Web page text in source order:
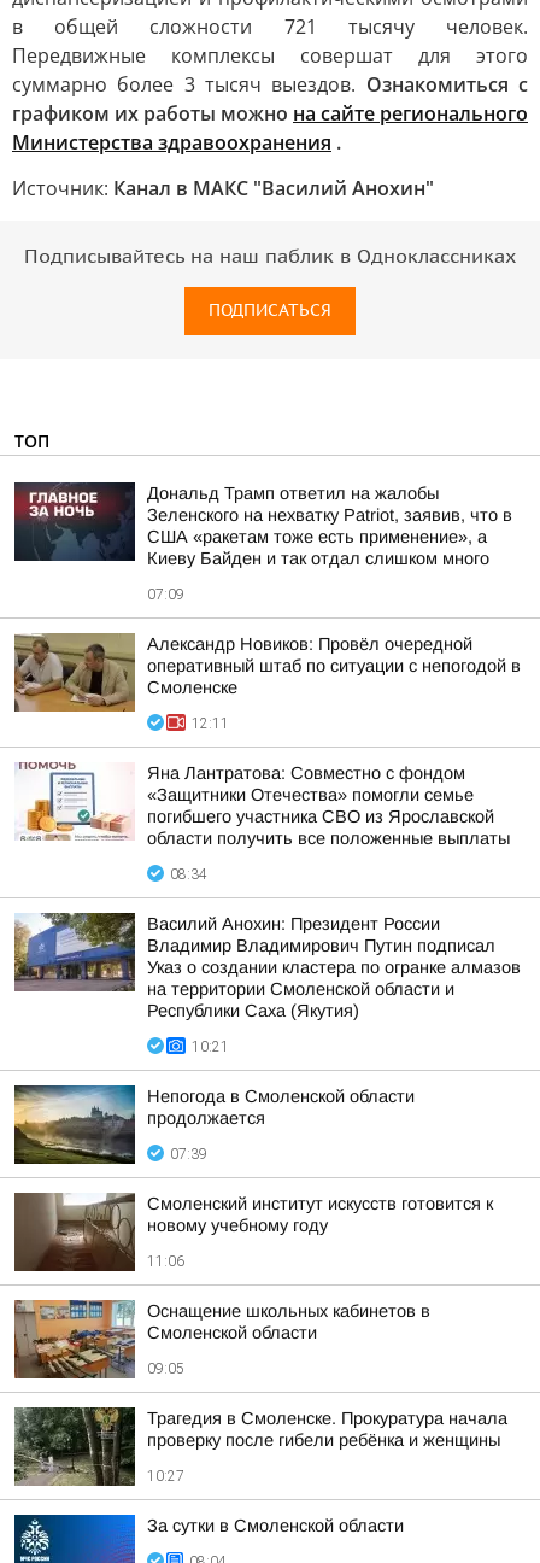
в общей сложности 721 тысячу человек.
Передвижные комплексы совершат для этого
суммарно более 3 тысяч выездов. Ознакомиться с
графиком их работы можно на сайте регионального
Министерства здравоохранения .
Источник: Канал в МАКС "Василий Анохин"
Подписывайтесь на наш паблик в Одноклассниках
ПОДПИСАТЬСЯ
ТОП
Дональд Трамп ответил на жалобы
Зеленского на нехватку Patriot, заявив, что в
США «ракетам тоже есть применение», а
Киеву Байден и так отдал слишком много
07:09
Александр Новиков: Провёл очередной
оперативный штаб по ситуации с непогодой в
Смоленске
12:11
Яна Лантратова: Совместно с фондом
«Защитники Отечества» помогли семье
погибшего участника СВО из Ярославской
области получить все положенные выплаты
08:34
Василий Анохин: Президент России
Владимир Владимирович Путин подписал
Указ о создании кластера по огранке алмазов
на территории Смоленской области и
Республики Саха (Якутия)
10:21
Непогода в Смоленской области
продолжается
07:39
Смоленский институт искусств готовится к
новому учебному году
11:06
Оснащение школьных кабинетов в
Смоленской области
09:05
Трагедия в Смоленске. Прокуратура начала
проверку после гибели ребёнка и женщины
10:27
За сутки в Смоленской области